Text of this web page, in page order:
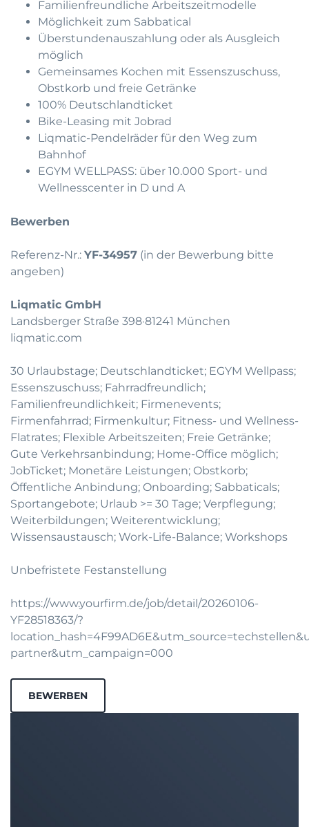
Familienfreundliche Arbeitszeitmodelle
Möglichkeit zum Sabbatical
Überstundenauszahlung oder als Ausgleich
möglich
Gemeinsames Kochen mit Essenszuschuss,
Obstkorb und freie Getränke
100% Deutschlandticket
Bike-Leasing mit Jobrad
Liqmatic-Pendelräder für den Weg zum
Bahnhof
EGYM WELLPASS: über 10.000 Sport- und
Wellnesscenter in D und A
Bewerben
Referenz-Nr.: YF-34957 (in der Bewerbung bitte
angeben)
Liqmatic GmbH
Landsberger Straße 398·81241 München
liqmatic.com
30 Urlaubstage; Deutschlandticket; EGYM Wellpass;
Essenszuschuss; Fahrradfreundlich;
Familienfreundlichkeit; Firmenevents;
Firmenfahrrad; Firmenkultur; Fitness- und Wellness-
Flatrates; Flexible Arbeitszeiten; Freie Getränke;
Gute Verkehrsanbindung; Home-Office möglich;
JobTicket; Monetäre Leistungen; Obstkorb;
Öffentliche Anbindung; Onboarding; Sabbaticals;
Sportangebote; Urlaub >= 30 Tage; Verpflegung;
Weiterbildungen; Weiterentwicklung;
Wissensaustausch; Work-Life-Balance; Workshops
Unbefristete Festanstellung
https://www.yourfirm.de/job/detail/20260106-
YF28518363/?
partner&utm_campaign=000
BEWERBEN